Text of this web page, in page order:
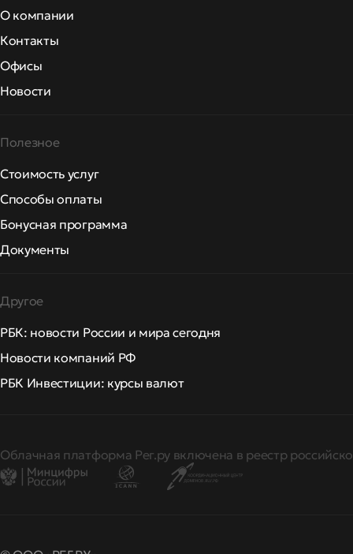
О компании
Контакты
Офисы
Новости
Полезное
Стоимость услуг
Способы оплаты
Бонусная программа
Документы
Другое
РБК: новости России и мира сегодня
Новости компаний РФ
РБК Инвестиции: курсы валют
Облачная платформа Рег.ру включена в реестр